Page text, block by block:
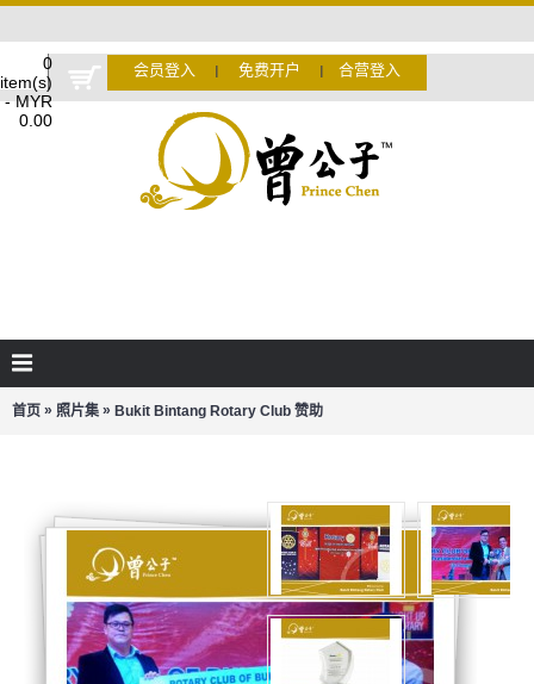
0
item(s)
- MYR
0.00
会员登入 免费开户 合营登入
首页 » 照片集 » Bukit Bintang Rotary Club 赞助